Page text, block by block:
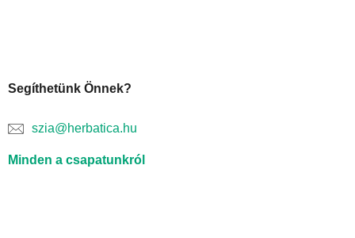
Segíthetünk Önnek?
szia@herbatica.hu
Minden a csapatunkról